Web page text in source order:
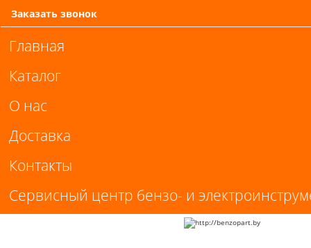
Заказать звонок
Главная
Каталог
О нас
Доставка
Контакты
Сервисный центр бензо- и